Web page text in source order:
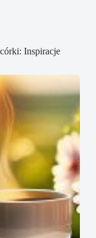
Inspiracje